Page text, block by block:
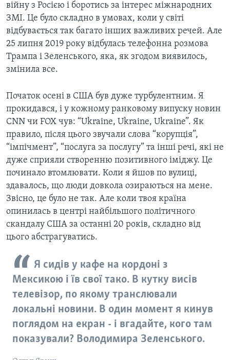
війну з Росією і боротись за інтерес міжнародних
ЗМІ. Це було складно в умовах, коли у світі
відбувається так багато інших важливих речей. Але
25 липня 2019 року відбулась телефонна розмова
Трампа і Зеленського, яка, як згодом виявилось,
змінила все.
Початок осені в США був дуже турбулентним. Я
прокидався, і у кожному ранковому випуску новин
CNN чи FOX чув: “Ukraine, Ukraine, Ukraine”. Як
правило, після цього звучали слова “корупція”,
“імпічмент”, “послуга за послугу” та інші речі, які не
дуже сприяли створенню позитивного іміджу. Це
починало втомлювати. Коли я йшов по вулиці,
здавалось, що люди довкола озираються на мене.
Звісно, це було не так. Але коли твоя країна
опинилась в центрі найбільшого політичного
скандалу США за останні 20 років, складно від
цього абстрагуватись.
Я сидів у кафе на кордоні з
Мексикою і їв свої тако. В кутку висів
телевізор, по якому транслювали
локальні новини. В один момент я кинув
поглядом на екран - і вгадайте, кого там
показували? Володимира Зеленського.